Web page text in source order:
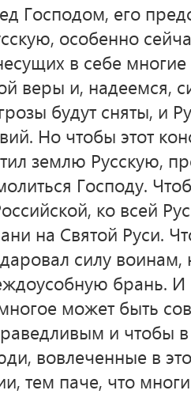
Господом, его
особенно
в себе
веры и, надеемся,
будут сняты, и
Но чтобы этот
землю Русскую,
Господу.
ко всей
на Святой Руси.
силу воинам,
брань.
может быть
и чтобы в
вовлеченные в
тем паче, что